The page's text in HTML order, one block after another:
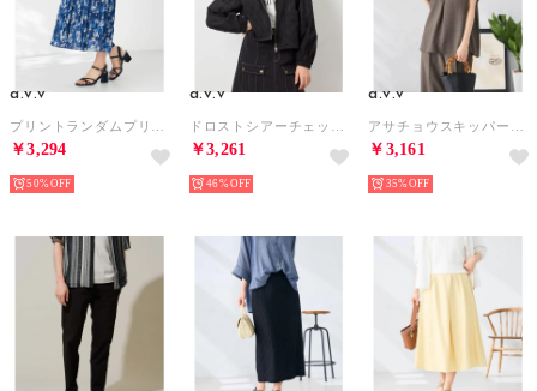
a.v.v
￥3,294
50%
a.v.v
￥3,261
46%
a.v.v
￥3,161
35%